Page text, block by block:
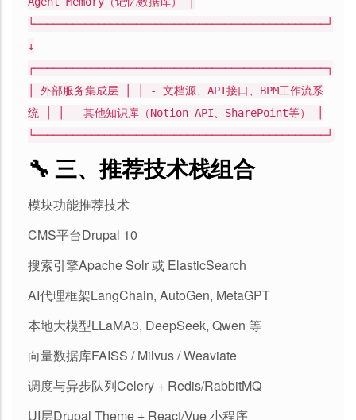
└──────────────────────────────────────────────┘
↓
┌──────────────────────────────────────────────┐
│ 外部服务集成层 │ │ - 文档源、API接口、BPM工作流系
统 │ │ - 其他知识库（Notion API、SharePoint等） │
└──────────────────────────────────────────────┘
🔧 三、推荐技术栈组合
模块功能推荐技术
CMS平台Drupal 10
搜索引擎Apache Solr 或 ElasticSearch
AI代理框架LangChain, AutoGen, MetaGPT
本地大模型LLaMA3, DeepSeek, Qwen 等
向量数据库FAISS / Milvus / Weaviate
调度与异步队列Celery + Redis/RabbitMQ
UI层Drupal Theme + React/Vue 小程序